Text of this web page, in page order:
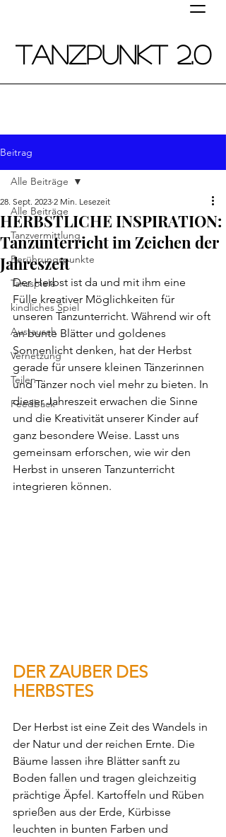
Tanzpunkt 2.0
Beitrag
Alle Beiträge
Tanzvermittlung
Berührungspunkte
Tanzspiele
kindliches Spiel
Austausch
Vernetzung
Teilen
Feedback
Alle Beiträge
HERBSTLICHE INSPIRATION:
Tanzunterricht im Zeichen der
Jahreszeit
28. Sept. 2023 2 Min. Lesezeit
Der Herbst ist da und mit ihm eine
Fülle kreativer Möglichkeiten für
unseren Tanzunterricht. Während wir oft
an bunte Blätter und goldenes
Sonnenlicht denken, hat der Herbst
gerade für unsere kleinen Tänzerinnen
und Tänzer noch viel mehr zu bieten. In
dieser Jahreszeit erwachen die Sinne
und die Kreativität unserer Kinder auf
ganz besondere Weise. Lasst uns
gemeinsam erforschen, wie wir den
Herbst in unseren Tanzunterricht
integrieren können.
DER ZAUBER DES
HERBSTES
Der Herbst ist eine Zeit des Wandels in
der Natur und der reichen Ernte. Die
Bäume lassen ihre Blätter sanft zu
Boden fallen und tragen gleichzeitig
prächtige Äpfel. Kartoffeln und Rüben
sprießen aus der Erde, Kürbisse
leuchten in bunten Farben und